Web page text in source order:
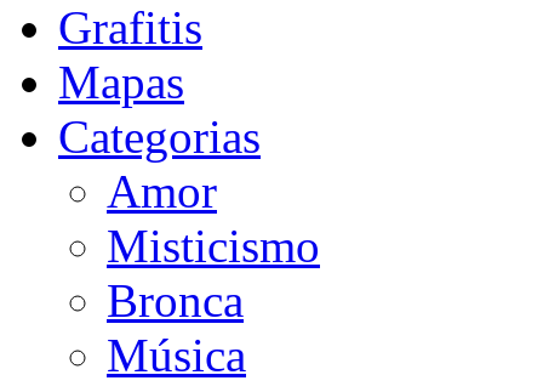
Grafitis
Mapas
Categorias
Amor
Misticismo
Bronca
Música